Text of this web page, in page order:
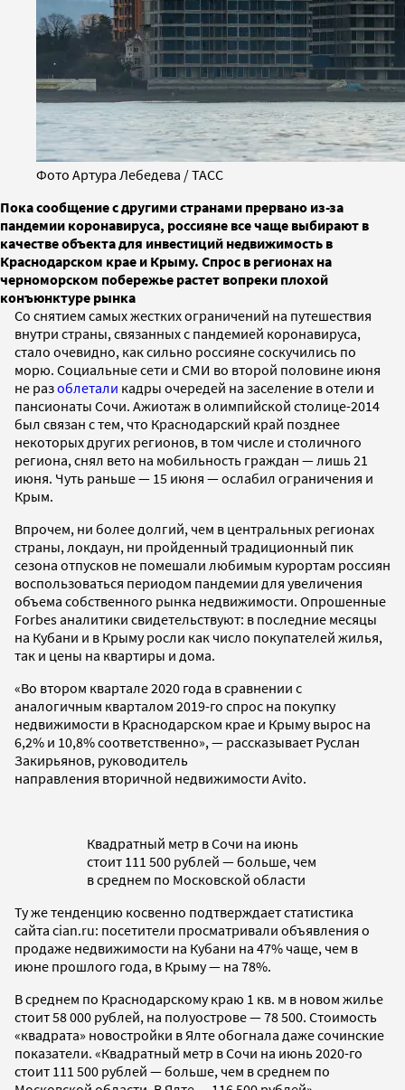
Фото Артура Лебедева / ТАСС
Пока сообщение с другими странами прервано из-за
пандемии коронавируса, россияне все чаще выбирают в
качестве объекта для инвестиций недвижимость в
Краснодарском крае и Крыму. Спрос в регионах на
черноморском побережье растет вопреки плохой
конъюнктуре рынка
Со снятием самых жестких ограничений на путешествия
внутри страны, связанных с пандемией коронавируса,
стало очевидно, как сильно россияне соскучились по
морю. Социальные сети и СМИ во второй половине июня
не разоблетали кадры очередей на заселение в отели и
пансионаты Сочи. Ажиотаж в олимпийской столице-2014
был связан с тем, что Краснодарский край позднее
некоторых других регионов, в том числе и столичного
региона, снял вето на мобильность граждан — лишь 21
июня. Чуть раньше — 15 июня — ослабил ограничения и
Крым.
Впрочем, ни более долгий, чем в центральных регионах
страны, локдаун, ни пройденный традиционный пик
сезона отпусков не помешали любимым курортам россиян
воспользоваться периодом пандемии для увеличения
объема собственного рынка недвижимости. Опрошенные
Forbes аналитики свидетельствуют: в последние месяцы
на Кубани и в Крыму росли как число покупателей жилья,
так и цены на квартиры и дома.
«Во втором квартале 2020 года в сравнении с
аналогичным кварталом 2019-го спрос на покупку
недвижимости в Краснодарском крае и Крыму вырос на
6,2% и 10,8% соответственно», — рассказывает Руслан
Закирьянов, руководитель
направления вторичной недвижимости Avito.
Квадратный метр в Сочи на июнь
стоит 111 500 рублей — больше, чем
в среднем по Московской области
Ту же тенденцию косвенно подтверждает статистика
сайта cian.ru: посетители просматривали объявления о
продаже недвижимости на Кубани на 47% чаще, чем в
июне прошлого года, в Крыму — на 78%.
В среднем по Краснодарскому краю 1 кв. м в новом жилье
стоит 58 000 рублей, на полуострове — 78 500. Стоимость
«квадрата» новостройки в Ялте обогнала даже сочинские
показатели. «Квадратный метр в Сочи на июнь 2020-го
стоит 111 500 рублей — больше, чем в среднем по